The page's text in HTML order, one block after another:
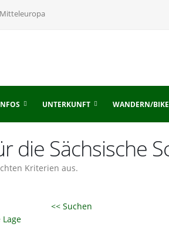
UNTERKUNFT WANDERN/
die Sächsische
Kriterien aus.
<< Suchen
Lage